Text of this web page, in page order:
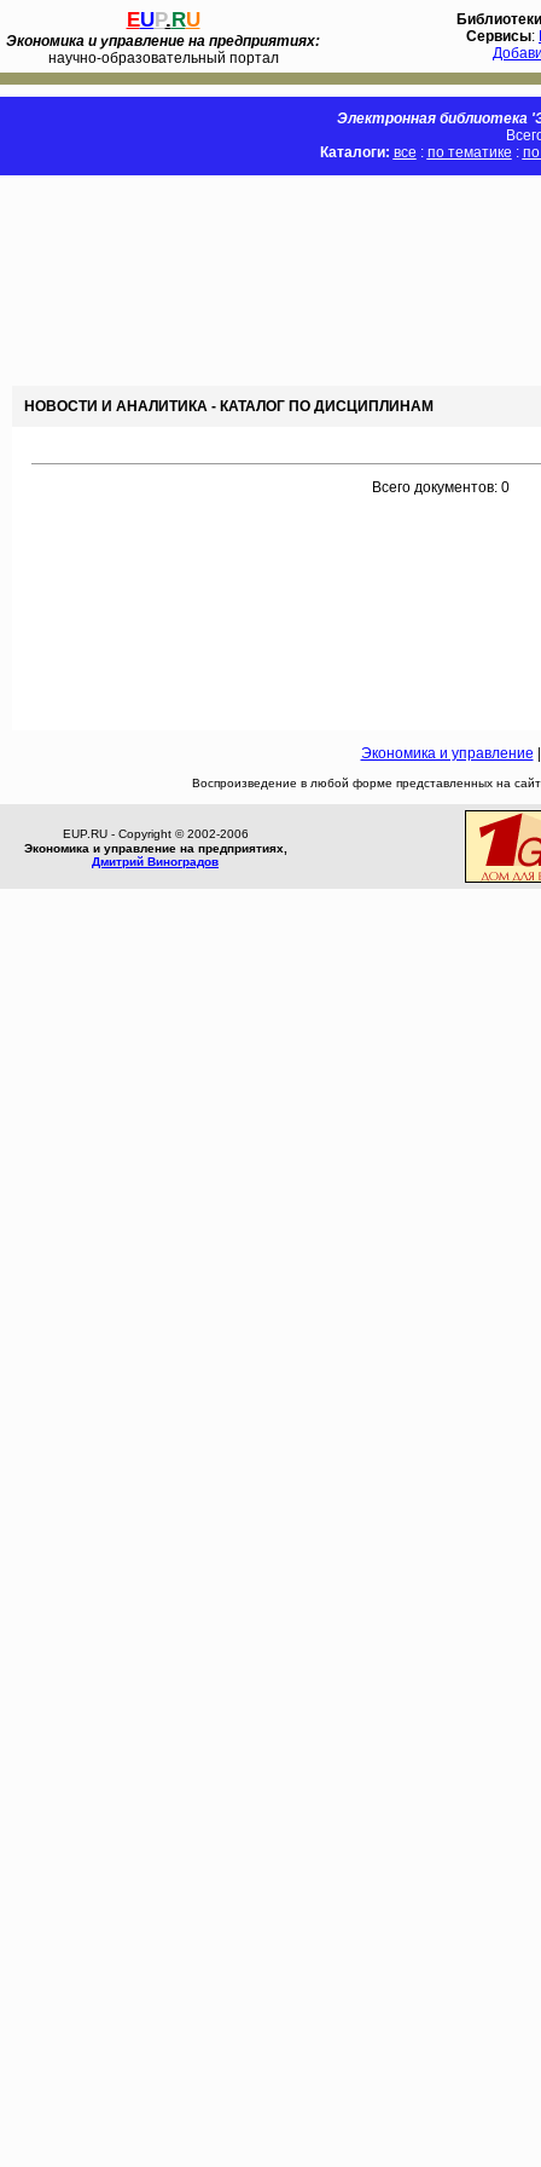
EUP.RU
Экономика и управление на предприятиях:
научно-образовательный портал
Библиотеки
Сервисы:
Электронная библиотека
Каталоги: все : по тематике :
НОВОСТИ И АНАЛИТИКА - КАТАЛОГ ПО ДИСЦИПЛИНАМ
Всего документов: 0
Экономика и управление
Воспроизведение в любой форме представленных на
EUP.RU - Copyright © 2002-2006
Экономика и управление на предприятиях,
Дмитрий Виноградов